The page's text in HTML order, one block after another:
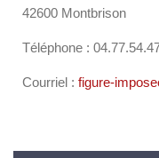
42600 Montbrison
Téléphone :
Courriel : figure-